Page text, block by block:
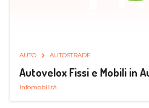
AUTO AUTOSTRADE
Autovelox Fissi e Mobili in
Infomobilità